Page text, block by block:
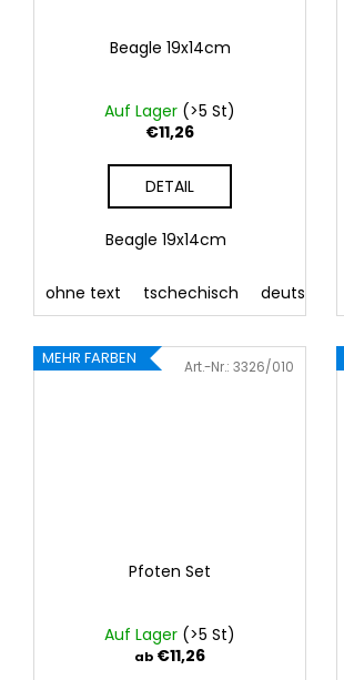
Beagle 19x14cm
Auf Lager (>5 St)
€11,26
DETAIL
Beagle 19x14cm
ohne text tschechisch deutsch
MEHR FARBEN
Pfoten Set
Auf Lager (>5 St)
ab €11,26
Art.-Nr.:3326/010